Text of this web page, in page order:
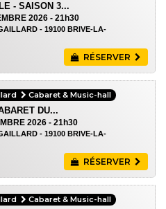
- SAISON 3...
2026 - 21h30
- 19100 BRIVE-LA-
RÉSERVER
Cabaret & Music-hall
DU...
2026 - 21h30
- 19100 BRIVE-LA-
RÉSERVER
Cabaret & Music-hall